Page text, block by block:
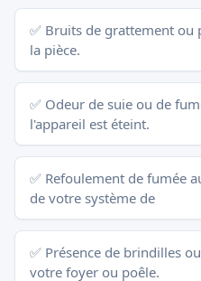
✅ Bruits de grattement ou
la pièce.
✅ Odeur de suie ou de
l'appareil est éteint.
✅ Refoulement de fumée
de votre système de
✅ Présence de brindilles
votre foyer ou poêle.